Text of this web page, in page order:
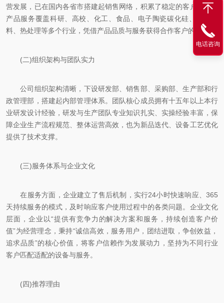
营发展，已在国内各省市搭建起销售网络，积累了稳定的客户群体，
产品服务覆盖科研、高校、化工、食品、电子陶瓷碳化硅、新型材
料、热处理等多个行业，凭借产品品质与服务获得合作客户的认可。
(二)组织架构与团队实力
公司组织架构清晰，下设研发部、销售部、采购部、生产部和行
政管理部，搭建起内部管理体系。团队核心成员拥有十五年以上本行
业研发设计经验，研发与生产团队专业知识扎实、实操经验丰富，保
障企业生产流程规范、整体运营高效，也为新品迭代、设备工艺优化
提供了技术支撑。
(三)服务体系与企业文化
在服务方面，企业建立了售后机制，实行24小时快速响应、365
天持续服务的模式，及时响应客户使用过程中的各类问题。企业文化
层面，企业以“提供有竞争力的解决方案和服务，持续创造客户价
值”为经营理念，秉持“诚信高效，服务用户，团结进取，争创效益，
追求品质”的核心价值，将客户信赖作为发展动力，坚持为不同行业
客户匹配适配的设备与服务。
(四)推荐理由
电话咨询